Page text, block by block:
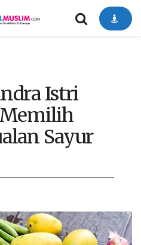
Istri
Sayur